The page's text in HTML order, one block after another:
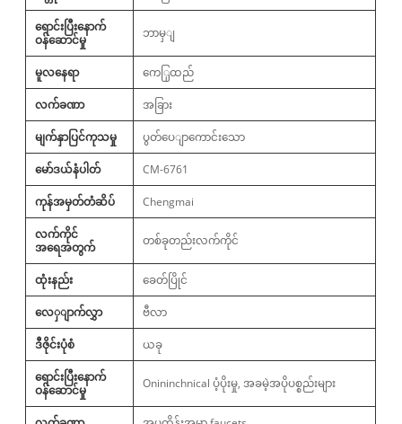
ရောင်းပြီးနောက်
ဝန်ဆောင်မှု
ဘာမှျ
မူလနေရာ ကေြှထည်
လက်ခဏာ အခြား
မျက်နှာပြင်ကုသမှု ပွတ်ပေျာကောင်းသော
မော်ဒယ်နံပါတ် CM-6761
ကုန်အမှတ်တံဆိပ် Chengmai
လက်ကိုင်
အရေအတွက်
တစ်ခုတည်းလက်ကိုင်
ထုံးနည်း ခေတ်ပြိုင်
လေှျာက်လွှာ ဗီလာ
ဒီဇိုင်းပုံစံ ယခု
ရောင်းပြီးနောက်
ဝန်ဆောင်မှု
Onininchnical ပံ့ပိုးမှု, အခမဲ့အပိုပစ္စည်းများ